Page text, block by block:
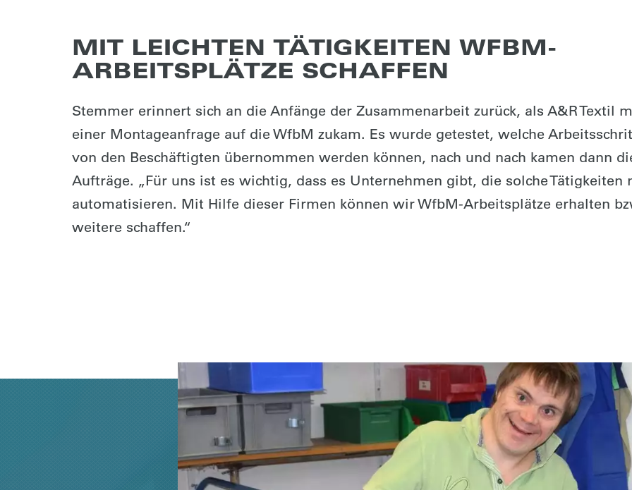
MIT LEICHTEN TÄTIGKEITEN WFBM-
ARBEITSPLÄTZE SCHAFFEN
Stemmer erinnert sich an die Anfänge der Zusammenarbeit zurück, als A&R Textil
einer Montageanfrage auf die WfbM zukam. Es wurde getestet, welche
von den Beschäftigten übernommen werden können, nach und nach kamen dann
Aufträge. „Für uns ist es wichtig, dass es Unternehmen gibt, die solche Tätigkeiten
automatisieren. Mit Hilfe dieser Firmen können wir WfbM-Arbeitsplätze erhalten
weitere schaffen.“